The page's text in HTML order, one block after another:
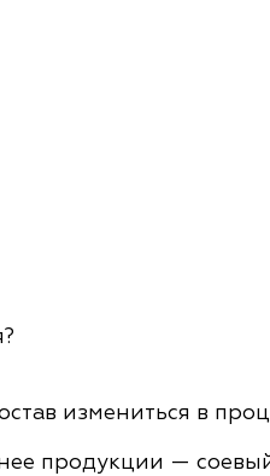
измениться в
продукции —